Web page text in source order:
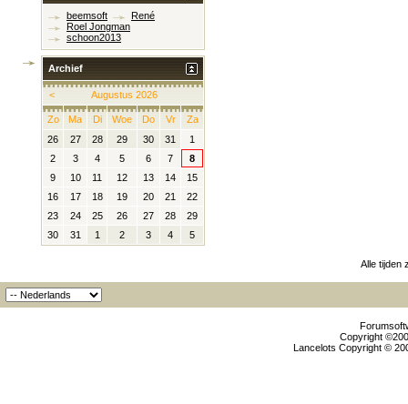
beemsoft
René
Roel Jongman
schoon2013
Archief
< Augustus 2026
Zo Ma Di Woe Do Vr
Za
26
27 28 29 30 31
1
2
3 4 5 6 7
8
9
10 11 12 13 14
15
16
17 18 19 20 21
22
23
24 25 26 27 28
29
30
31 1 2 3 4 5
Alle tijden
Copyright
Lancelots Copyright ©